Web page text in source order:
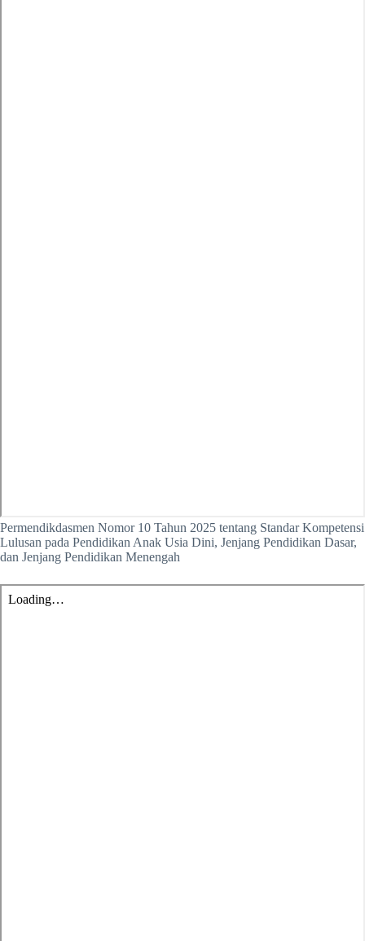
Permendikdasmen Nomor 10 Tahun 2025 tentang Standar Kompetensi
Lulusan pada Pendidikan Anak Usia Dini, Jenjang Pendidikan Dasar,
dan Jenjang Pendidikan Menengah